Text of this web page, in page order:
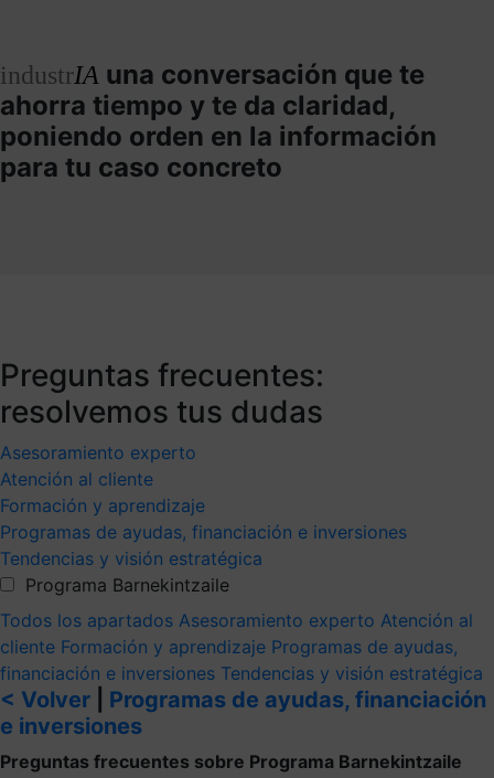
industrIA una conversación que te
ahorra tiempo y te da claridad,
poniendo orden en la información
para tu caso concreto
Preguntas frecuentes:
resolvemos tus dudas
Asesoramiento experto
Atención al cliente
Formación y aprendizaje
Programas de ayudas, financiación e inversiones
Tendencias y visión estratégica
Programa Barnekintzaile
Todos los apartados Asesoramiento experto Atención al
cliente Formación y aprendizaje Programas de ayudas,
financiación e inversiones Tendencias y visión estratégica
< Volver
Programas de ayudas, financiación
e inversiones
Preguntas frecuentes sobre Programa Barnekintzaile